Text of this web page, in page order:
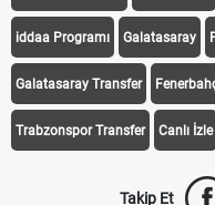
iddaa Programı Galatasaray
Galatasaray Transfer
Trabzonspor Transfer Canlı İzle
Takip Et